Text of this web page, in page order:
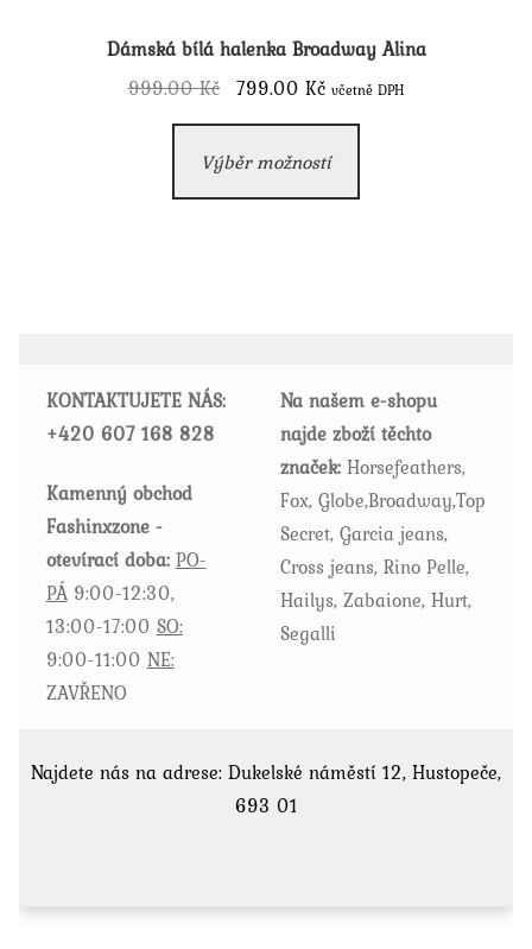
Dámská bílá halenka Broadway Alina
999.00Kč
Původní
cena
byla:
799.00KčAktuální
cena
je:
včetně DPH
Výběr možností
má
na
stránce
produktu
KONTAKTUJETE NÁS:
+420 607 168 828
Kamenný obchod
Fashinxzone -
otevírací doba: PO-
PÁ9:00-12:30,
13:00-17:00 SO:
9:00-11:00 NE:
ZAVŘENO
Na našem e-shopu
najde zboží těchto
značek: Horsefeathers,
Fox, Globe,Broadway,Top
Secret, Garcia jeans,
Cross jeans, Rino Pelle,
Hailys, Zabaione, Hurt,
Segalli
Najdete nás na adrese: Dukelské náměstí 12, Hustopeče,
693 01